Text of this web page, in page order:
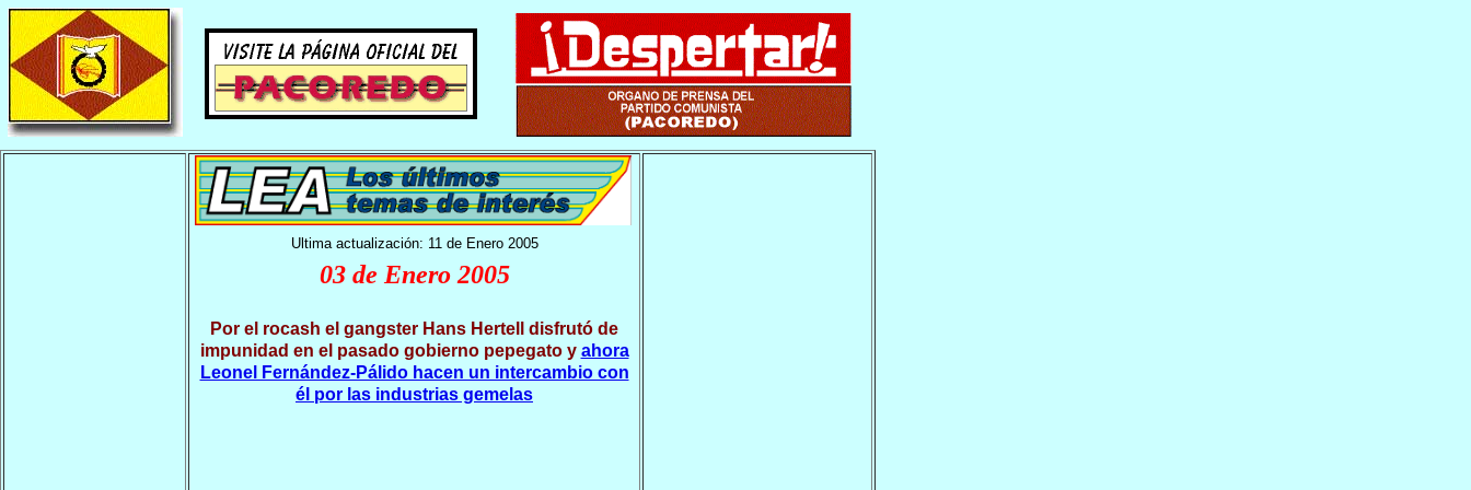
Ultima actualización: 11 de Enero 2005
03 de Enero 2005
Por el rocash el gangster Hans Hertell disfrutó de
impunidad en el pasado gobierno pepegato y ahora
Leonel Fernández-Pálido hacen un intercambio con
él por las industrias gemelas